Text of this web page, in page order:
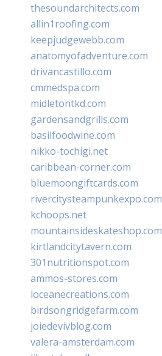
thesoundarchitects.com
allin1roofing.com
keepjudgewebb.com
anatomyofadventure.com
drivancastillo.com
cmmedspa.com
midletontkd.com
gardensandgrills.com
basilfoodwine.com
nikko-tochigi.net
caribbean-corner.com
bluemoongiftcards.com
rivercitysteampunkexpo.com
kchoops.net
mountainsideskateshop.com
kirtlandcitytavern.com
301nutritionspot.com
ammos-stores.com
loceanecreations.com
birdsongridgefarm.com
joiedevivblog.com
valera-amsterdam.com